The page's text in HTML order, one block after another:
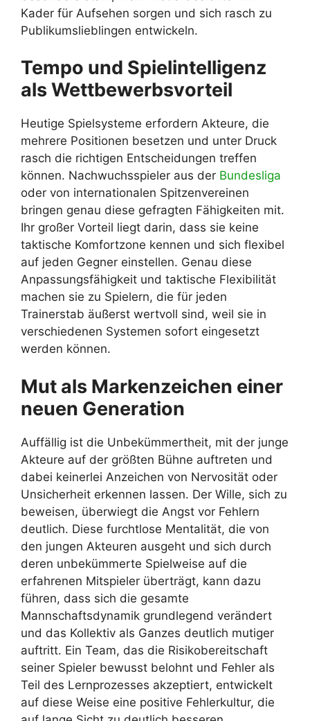
Kader für Aufsehen sorgen und sich rasch zu
Publikumslieblingen entwickeln.
Tempo und Spielintelligenz
als Wettbewerbsvorteil
Heutige Spielsysteme erfordern Akteure, die
mehrere Positionen besetzen und unter Druck
rasch die richtigen Entscheidungen treffen
können. Nachwuchsspieler aus der Bundesliga
oder von internationalen Spitzenvereinen
bringen genau diese gefragten Fähigkeiten mit.
Ihr großer Vorteil liegt darin, dass sie keine
taktische Komfortzone kennen und sich flexibel
auf jeden Gegner einstellen. Genau diese
Anpassungsfähigkeit und taktische Flexibilität
machen sie zu Spielern, die für jeden
Trainerstab äußerst wertvoll sind, weil sie in
verschiedenen Systemen sofort eingesetzt
werden können.
Mut als Markenzeichen einer
neuen Generation
Auffällig ist die Unbekümmertheit, mit der junge
Akteure auf der größten Bühne auftreten und
dabei keinerlei Anzeichen von Nervosität oder
Unsicherheit erkennen lassen. Der Wille, sich zu
beweisen, überwiegt die Angst vor Fehlern
deutlich. Diese furchtlose Mentalität, die von
den jungen Akteuren ausgeht und sich durch
deren unbekümmerte Spielweise auf die
erfahrenen Mitspieler überträgt, kann dazu
führen, dass sich die gesamte
Mannschaftsdynamik grundlegend verändert
und das Kollektiv als Ganzes deutlich mutiger
auftritt. Ein Team, das die Risikobereitschaft
seiner Spieler bewusst belohnt und Fehler als
Teil des Lernprozesses akzeptiert, entwickelt
auf diese Weise eine positive Fehlerkultur, die